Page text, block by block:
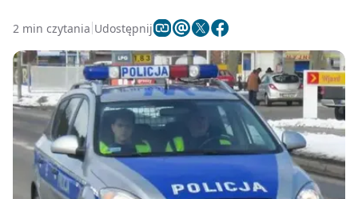
2 min czytania Udostępnij